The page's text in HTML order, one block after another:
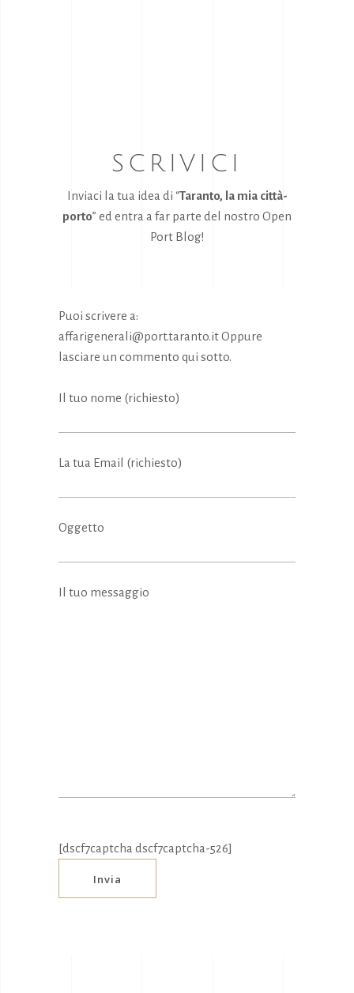
SCRIVICI
Inviaci la tua idea di “Taranto, la mia città-
porto” ed entra a far parte del nostro Open
Port Blog!
Puoi scrivere a:
affarigenerali@port.taranto.itOppure
lasciare un commento qui sotto.
Il tuo nome (richiesto)
La tua Email (richiesto)
Oggetto
Il tuo messaggio
[dscf7captcha dscf7captcha-526]
Invia